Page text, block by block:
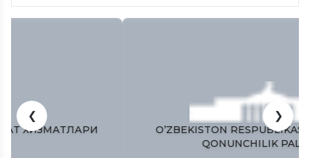
O’ZBEKISTON RESPUBLIKASI OLIY MAJLISI
QONUNCHILIK PALATASI
❮ ❯